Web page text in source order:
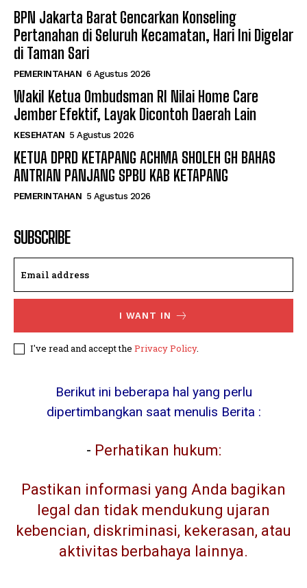
BPN Jakarta Barat Gencarkan Konseling
Pertanahan di Seluruh Kecamatan, Hari Ini Digelar
di Taman Sari
PEMERINTAHAN 6 Agustus 2026
Wakil Ketua Ombudsman RI Nilai Home Care
Jember Efektif, Layak Dicontoh Daerah Lain
KESEHATAN 5 Agustus 2026
KETUA DPRD KETAPANG ACHMA SHOLEH GH BAHAS
ANTRIAN PANJANG SPBU KAB KETAPANG
PEMERINTAHAN 5 Agustus 2026
SUBSCRIBE
I WANT IN
I've read and accept the Privacy Policy.
Berikut ini beberapa hal yang perlu
dipertimbangkan saat menulis Berita :
- Perhatikan hukum:
Pastikan informasi yang Anda bagikan
legal dan tidak mendukung ujaran
kebencian, diskriminasi, kekerasan, atau
aktivitas berbahaya lainnya.